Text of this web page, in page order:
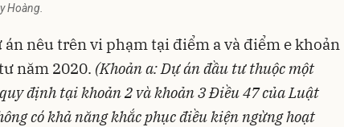
Hoàng.
án nêu trên vi phạm tại điểm a và điểm e khoản
năm 2020. (Khoản a: Dự án đầu tư thuộc một
định tại khoản 2 và khoản 3 Điều 47 của Luật
có khả năng khắc phục điều kiện ngừng hoạt